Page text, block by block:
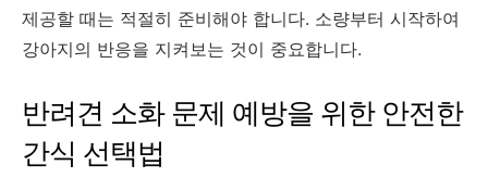
제공할 때는 적절히 준비해야 합니다. 소량부터 시작하여
강아지의 반응을 지켜보는 것이 중요합니다.
반려견 소화 문제 예방을 위한 안전한
간식 선택법